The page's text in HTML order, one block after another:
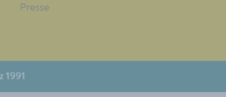
Presse